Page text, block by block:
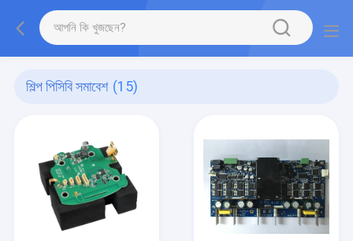
শিল্প পিসিবি সমাবেশ (15)